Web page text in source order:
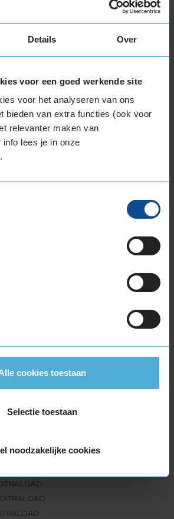
Details Over
voor een goed werkende site
voor het analyseren van ons
bieden van extra functies (ook voor
relevanter maken van
lees je in onze
.
cookies toestaan
Selectie toestaan
noodzakelijke cookies